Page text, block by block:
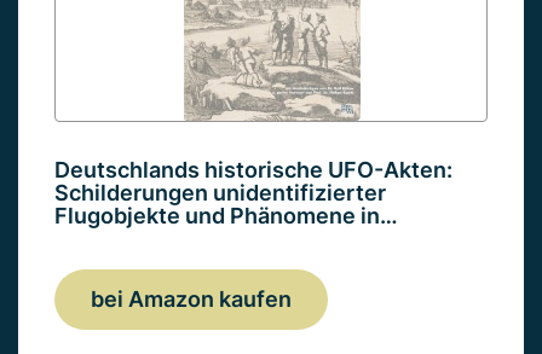
Deutschlands historische UFO-Akten:
Schilderungen unidentifizierter
Flugobjekte und Phänomene in…
bei Amazon kaufen